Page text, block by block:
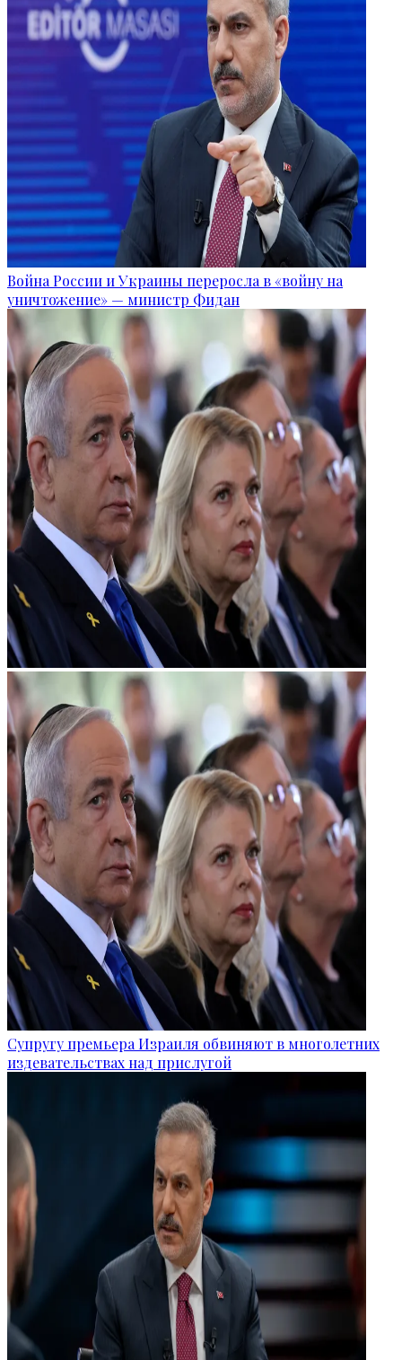
Война России и Украины переросла в «войну на
уничтожение» — министр Фидан
Супругу премьера Израиля обвиняют в многолетних
издевательствах над прислугой